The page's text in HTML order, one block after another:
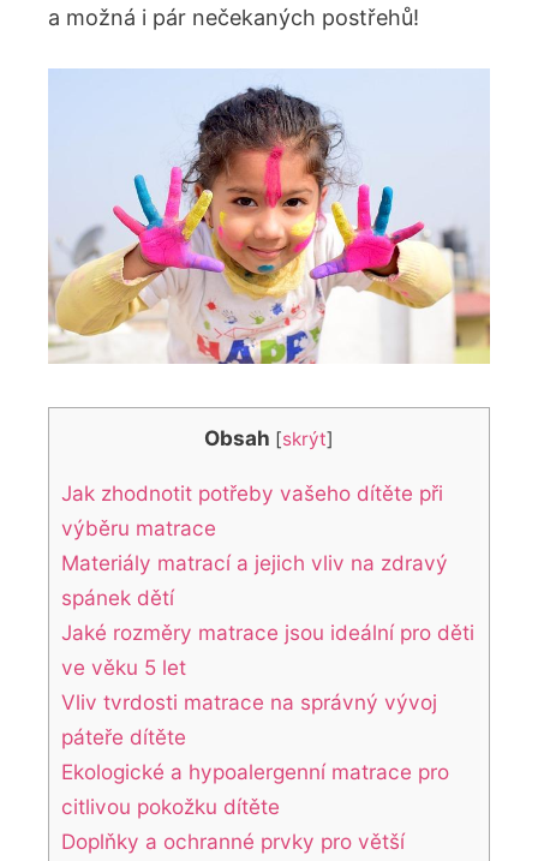
a možná i pár nečekaných postřehů!
Obsah [skrýt]
Jak zhodnotit potřeby vašeho dítěte při
výběru matrace
Materiály matrací a jejich vliv na zdravý
spánek dětí
Jaké rozměry matrace jsou ideální pro děti
ve věku 5 let
Vliv ⁤tvrdosti matrace na správný vývoj
páteře dítěte
Ekologické‍ a ⁢hypoalergenní matrace ⁢pro
⁢citlivou pokožku dítěte
Doplňky a ochranné prvky⁣ pro ​větší⁤